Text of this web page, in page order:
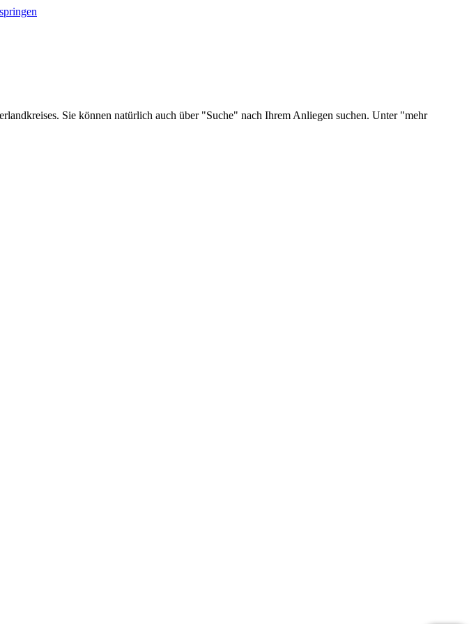
Sie können natürlich auch über "Suche" nach Ihrem Anliegen suchen. Unter "mehr